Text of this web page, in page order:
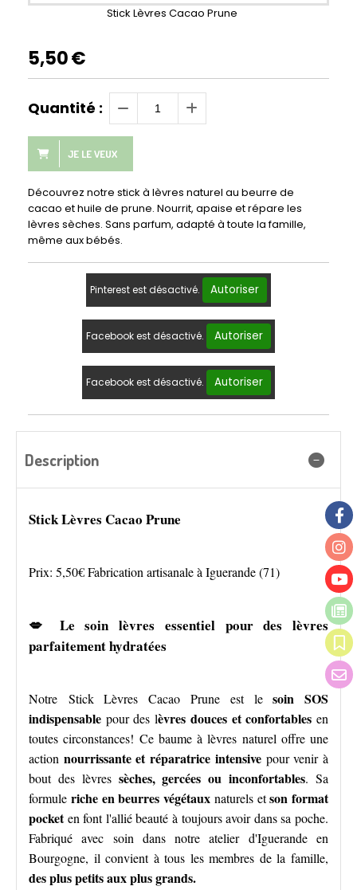
Stick Lèvres Cacao Prune
5,50€
Quantité :
JE LE VEUX
Découvrez notre stick à lèvres naturel au beurre de
cacao et huile de prune. Nourrit, apaise et répare les
lèvres sèches. Sans parfum, adapté à toute la famille,
même aux bébés.
Pinterest est désactivé. Autoriser
Facebook est désactivé. Autoriser
Facebook est désactivé. Autoriser
Description
Stick Lèvres Cacao Prune
Prix: 5,50€ Fabrication artisanale à Iguerande (71)
💋 Le soin lèvres essentiel pour des lèvres
parfaitement hydratées
Notre Stick Lèvres Cacao Prune est lesoin SOS
indispensable pour des lèvres douces et confortables en
toutes circonstances! Ce baume à lèvres naturel offre une
action nourrissante et réparatrice intensivepour venir à
bout des lèvres sèches, gercées ou inconfortables. Sa
formule riche en beurres végétaux naturels etson format
pocketen font l'allié beauté à toujours avoir dans sa poche.
Fabriqué avec soin dans notre atelier d'Iguerande en
Bourgogne, il convient à tous les membres de la famille,
des plus petits aux plus grands.